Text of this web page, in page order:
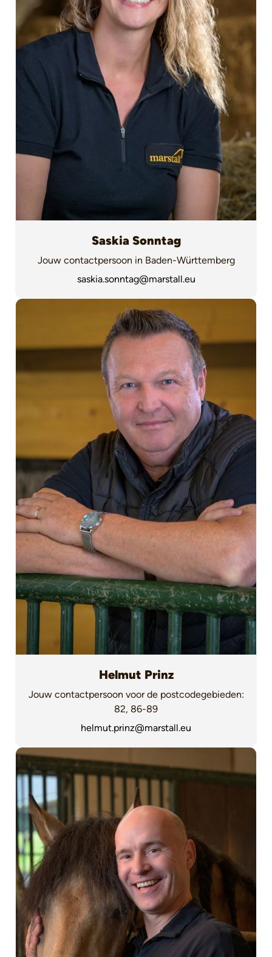
Saskia Sonntag
Jouw contactpersoon in Baden-Württemberg
saskia.sonntag@marstall.eu
Helmut Prinz
Jouw contactpersoon voor de postcodegebieden:
82, 86-89
helmut.prinz@marstall.eu